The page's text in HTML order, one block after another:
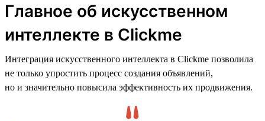
Главное об искусственном
интеллекте в Clickme
Интеграция искусственного интеллекта в Clickme позволила
не только упростить процесс создания объявлений,
но и значительно повысила эффективность их продвижения.